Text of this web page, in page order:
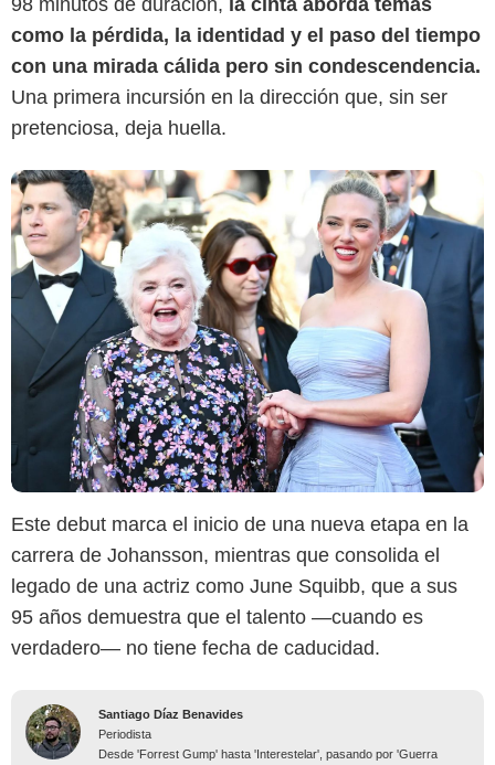
98 minutos de duración, la cinta aborda temas
como la pérdida, la identidad y el paso del tiempo
con una mirada cálida pero sin condescendencia.
Una primera incursión en la dirección que, sin ser
pretenciosa, deja huella.
Este debut marca el inicio de una nueva etapa en la
carrera de Johansson, mientras que consolida el
legado de una actriz como June Squibb, que a sus
95 años demuestra que el talento —cuando es
verdadero— no tiene fecha de caducidad.
Santiago Díaz Benavides
Periodista
Desde 'Forrest Gump' hasta 'Interestelar', pasando por 'Guerra